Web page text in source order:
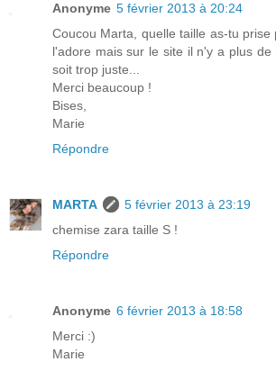
Anonyme 5 février 2013 à 20:24
Coucou Marta, quelle taille as-tu prise
l'adore mais sur le site il n'y a plus
soit trop juste...
Merci beaucoup !
Bises,
Marie
Répondre
MARTA
5 février 2013 à 23:19
chemise zara taille S !
Répondre
Anonyme 6 février 2013 à 18:58
Merci :)
Marie